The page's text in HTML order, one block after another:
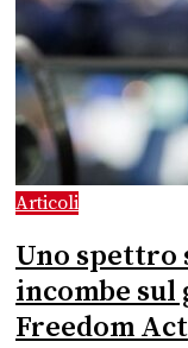
Articoli
Uno spettro
incombe sul
Freedom Act